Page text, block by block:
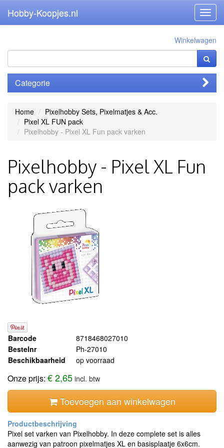
Hobby-Koopjes.nl
Winkelwagen
Categorie
Home
Pixelhobby Sets, Pixelmatjes & Acc.
Pixel XL FUN pack
Pixelhobby - Pixel XL Fun pack varken
Pixelhobby - Pixel XL Fun
pack varken
Barcode
8718468027010
Bestelnr
Ph-27010
Beschikbaarheid
op voorraad
Onze prijs: € 2,65incl. btw
Toevoegen aan winkelwagen
Pixel set varken van Pixelhobby. In deze complete set is alles
aanwezig van patroon pixelmatjes XL en basisplaatje 6x6cm.